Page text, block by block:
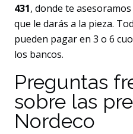
431, donde te
que le darás a la pieza.
pueden pagar en 3 o 6
los bancos.
Preguntas
sobre las
Nordeco